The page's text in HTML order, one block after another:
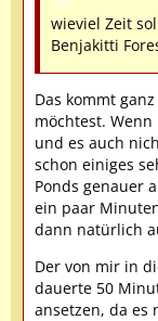
wieviel Zeit
Benjakitti
Das kommt
möchtest.
und es auch
schon einiges
Ponds genauer
ein paar
dann natürlich
Der von mir in
dauerte 50
ansetzen, da es